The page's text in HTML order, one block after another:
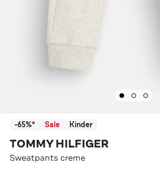
-65%* Sale Kinder
TOMMY HILFIGER
Sweatpants creme